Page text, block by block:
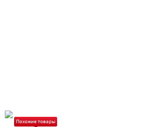
Похожие товары